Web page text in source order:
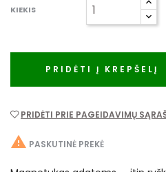
KIEKIS
PRIDĖTI Į KREPŠELĮ
PRIDĖTI PRIE PAGEIDAVIMŲ
 PASKUTINĖ PREKĖ